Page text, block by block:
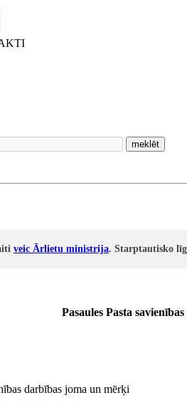
meklēt
veic Ārlietu ministrija. Starptautisko
Pasaules Pasta
darbības joma un mērķi